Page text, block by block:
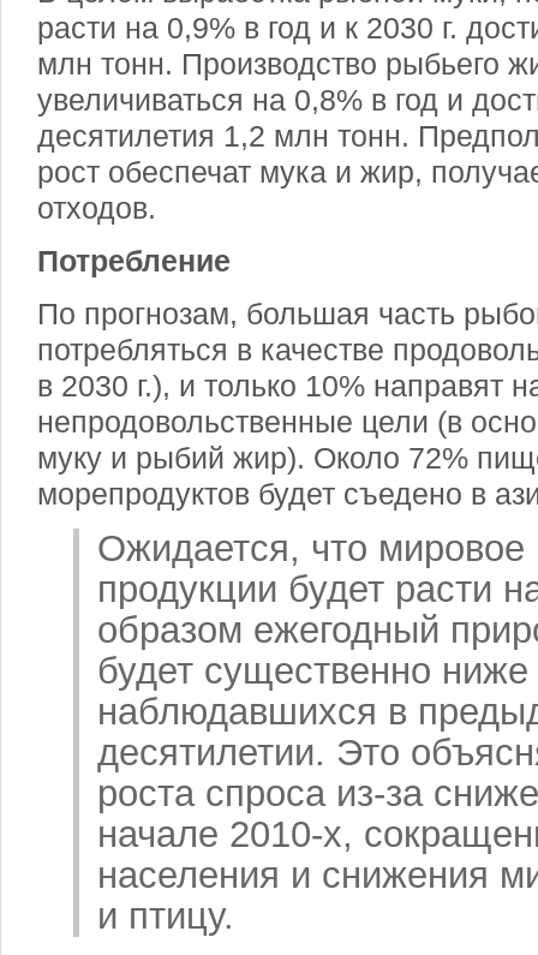
расти на 0,9% в год и к 2030 г.
млн тонн. Производство рыбьего
увеличиваться на 0,8% в год и
десятилетия 1,2 млн тонн.
рост обеспечат мука и жир,
отходов.
Потребление
По прогнозам, большая часть
потребляться в качестве
в 2030 г.), и только 10% направят
непродовольственные цели (в
муку и рыбий жир). Около 72%
морепродуктов будет съедено в
Ожидается, что мировое
продукции будет расти
образом ежегодный
будет существенно
наблюдавшихся в
десятилетии. Это
роста спроса из-за
начале 2010-х,
населения и снижения
и птицу.